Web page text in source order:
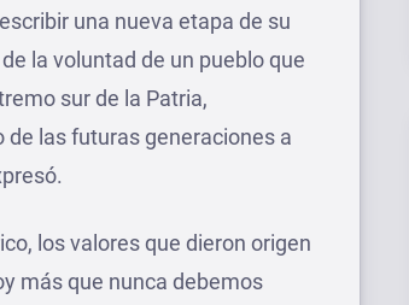
una nueva etapa de su
la voluntad de un pueblo que
sur de la Patria,
las futuras generaciones a
los valores que dieron origen
más que nunca debemos